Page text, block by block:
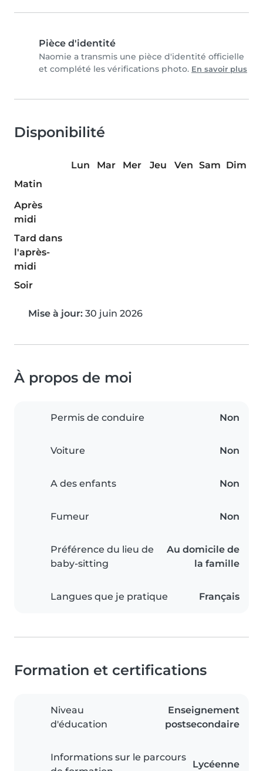
Pièce d'identité
Naomie a transmis une pièce d'identité officielle
et complété les vérifications photo. En savoir plus
Disponibilité
Lun Mar Mer Jeu Ven Sam Dim
Matin
Après
midi
Tard dans
l'après-
midi
Soir
Mise à jour: 30 juin 2026
À propos de moi
Permis de conduire Non
Voiture Non
A des enfants Non
Fumeur Non
Préférence du lieu de
baby-sitting
Au domicile de
la famille
Langues que je pratique Français
Formation et certifications
Niveau
d'éducation
Enseignement
postsecondaire
Informations sur le parcours
Lycéenne